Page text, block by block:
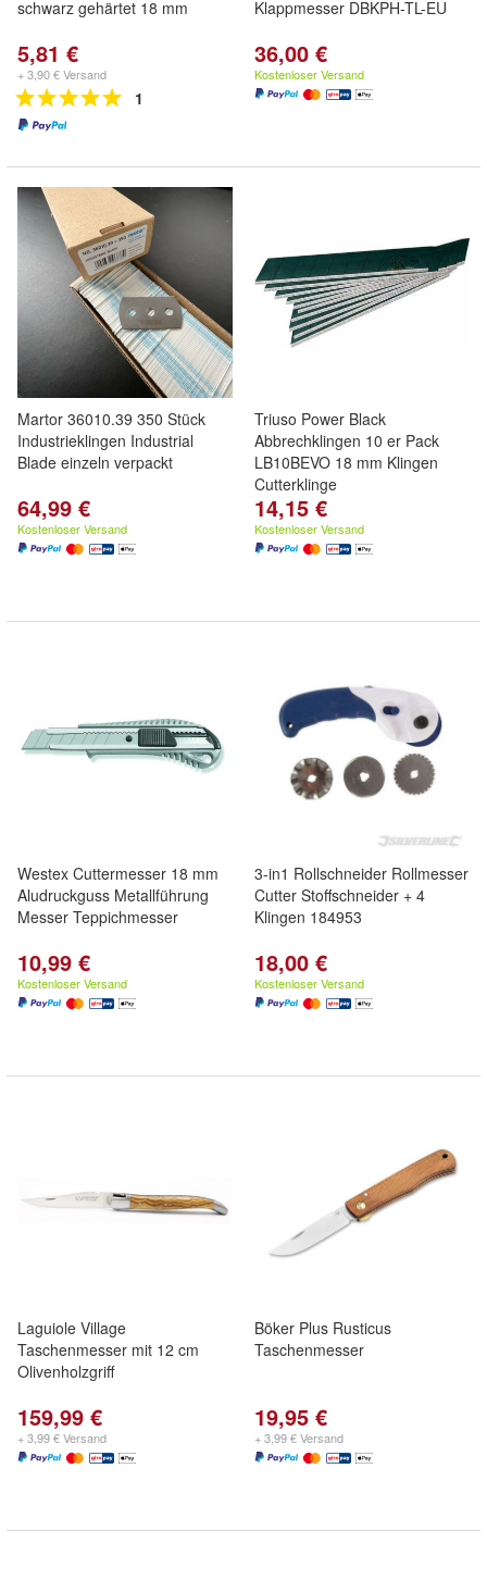
schwarz gehärtet 18 mm
5,81 €
+ 3,90 € Versand
1
Klappmesser DBKPH-TL-EU
36,00 €
Kostenloser Versand
Martor 36010.39 350 Stück
Industrieklingen Industrial
Blade einzeln verpackt
64,99 €
Kostenloser Versand
Triuso Power Black
Abbrechklingen 10 er Pack
LB10BEVO 18 mm Klingen
Cutterklinge
14,15 €
Kostenloser Versand
Westex Cuttermesser 18 mm
Aludruckguss Metallführung
Messer Teppichmesser
10,99 €
Kostenloser Versand
3-in1 Rollschneider Rollmesser
Cutter Stoffschneider + 4
Klingen 184953
18,00 €
Kostenloser Versand
Laguiole Village
Taschenmesser mit 12 cm
Olivenholzgriff
159,99 €
+ 3,99 € Versand
Böker Plus Rusticus
Taschenmesser
19,95 €
+ 3,99 € Versand